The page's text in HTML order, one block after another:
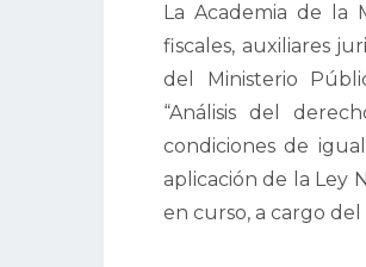
La Academia de la
fiscales, auxiliares
del Ministerio
“Análisis del
condiciones de
aplicación de la Ley
en curso, a cargo del